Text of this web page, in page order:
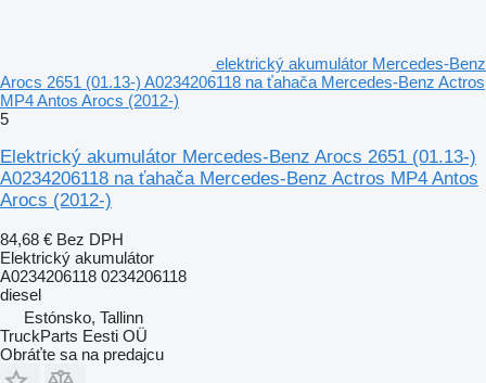
elektrický akumulátor Mercedes-Benz
Arocs 2651 (01.13-) A0234206118 na ťahača Mercedes-Benz Actros
MP4 Antos Arocs (2012-)
5
Elektrický akumulátor Mercedes-Benz Arocs 2651 (01.13-)
A0234206118 na ťahača Mercedes-Benz Actros MP4 Antos
Arocs (2012-)
84,68 € Bez DPH
Elektrický akumulátor
A0234206118 0234206118
diesel
Estónsko, Tallinn
TruckParts Eesti OÜ
Obráťte sa na predajcu